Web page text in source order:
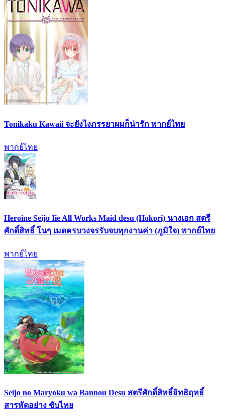
Tonikaku Kawaii จะยังไงภรรยาผมก็น่ารัก พากย์ไทย
พากย์ไทย
Heroine Seijo Iie All Works Maid desu (Hokori) นางเอก สตรี
ศักดิ์สิทธิ์ โนๆ เมดครบวงจรรับจบทุกงานค่า (ภูมิใจ) พากย์ไทย
พากย์ไทย
Seijo no Maryoku wa Bannou Desu สตรีศักดิ์สิทธิ์อิทธิฤทธิ์
สารพัดอย่าง ซับไทย